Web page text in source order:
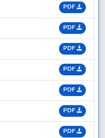
PDF
PDF
PDF
PDF
PDF
PDF
PDF